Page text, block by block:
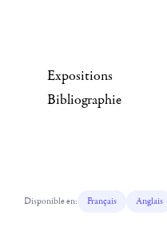
Expositions
Bibliographie
Disponible en: Français Anglais